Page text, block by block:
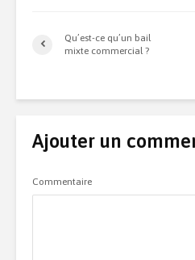
Qu’est-ce qu’un bail
mixte commercial ?
Ajouter un
Commentaire